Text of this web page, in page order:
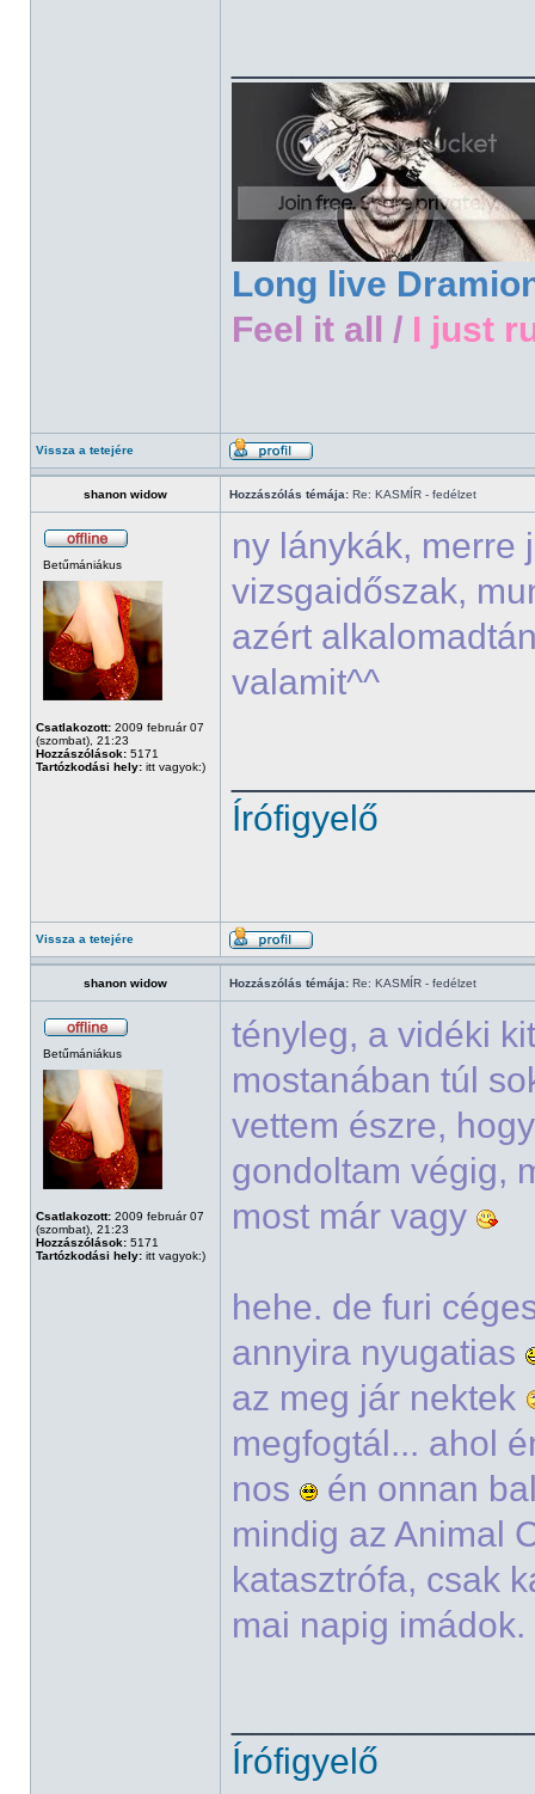
Long live
Feel it all / I just
Vissza a tetejére
shanon widow Hozzászólás témája: Re: KASMÍR - fedélzet
Betűmániákus
Csatlakozott: 2009 február 07
(szombat), 21:23
Hozzászólások: 5171
Tartózkodási hely: itt vagyok:)
ny lánykák, merre
vizsgaidőszak,
azért
valamit^^
Írófigyelő
Vissza a tetejére
shanon widow Hozzászólás témája: Re: KASMÍR - fedélzet
Betűmániákus
Csatlakozott: 2009 február 07
(szombat), 21:23
Hozzászólások: 5171
Tartózkodási hely: itt vagyok:)
tényleg, a vidéki
mostanában túl
vettem észre,
gondoltam végig,
most már vagy
hehe. de furi
annyira nyugatias
az meg jár nektek
megfogtál... ahol
nos
én onnan
mindig az Animal
katasztrófa, csak
mai napig
Írófigyelő